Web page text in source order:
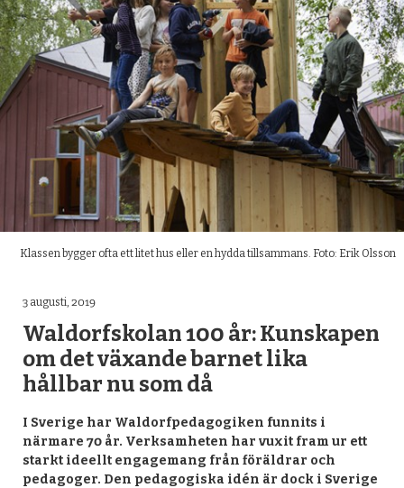
Klassen bygger ofta ett litet hus eller en hydda tillsammans. Foto: Erik Olsson
3 augusti, 2019
Waldorfskolan 100 år: Kunskapen
om det växande barnet lika
hållbar nu som då
I Sverige har Waldorfpedagogiken funnits i
närmare 70 år. Verksamheten har vuxit fram ur ett
starkt ideellt engagemang från föräldrar och
pedagoger. Den pedagogiska idén är dock i Sverige